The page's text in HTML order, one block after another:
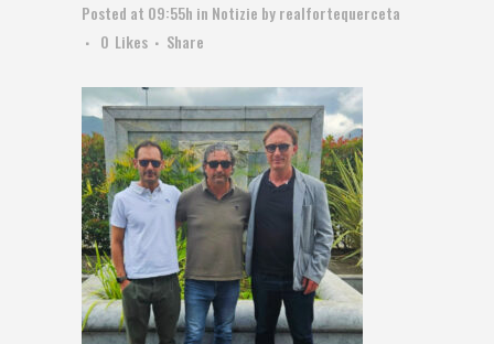
Posted at 09:55h in Notizie byrealfortequerceta
0 Likes Share